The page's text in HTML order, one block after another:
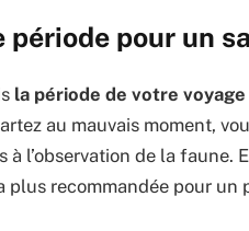
pour un
la période de votre
au mauvais moment,
à l’observation de la faune.
plus recommandée pour un